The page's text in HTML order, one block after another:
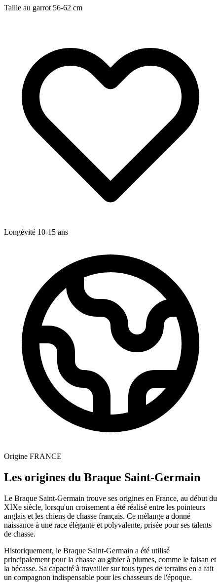
Taille au garrot 56-62 cm
Longévité 10-15 ans
Origine FRANCE
Les origines du Braque Saint-Germain
Le Braque Saint-Germain trouve ses origines en France, au début du
XIXe siècle, lorsqu'un croisement a été réalisé entre les pointeurs
anglais et les chiens de chasse français. Ce mélange a donné
naissance à une race élégante et polyvalente, prisée pour ses talents
de chasse.
Historiquement, le Braque Saint-Germain a été utilisé
principalement pour la chasse au gibier à plumes, comme le faisan et
la bécasse. Sa capacité à travailler sur tous types de terrains en a fait
un compagnon indispensable pour les chasseurs de l'époque.